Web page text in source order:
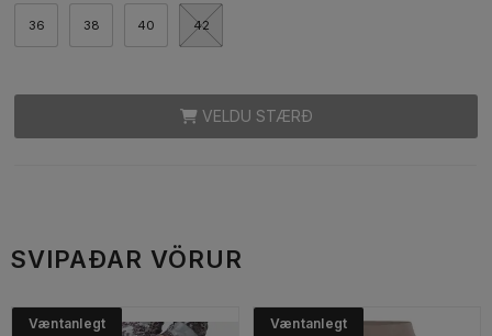
36 38 40 42
VELDU STÆRÐ
SVIPAÐAR VÖRUR
Væntanlegt Væntanlegt